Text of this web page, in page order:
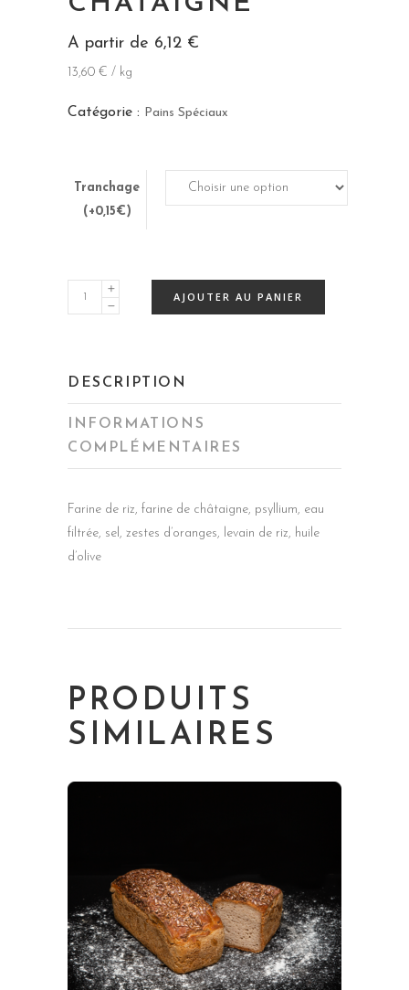
A partir de 6,12 €
13,60 € / kg
Catégorie : Pains Spéciaux
Tranchage
(+0,15€)
Pain
de
quantity
AJOUTER AU PANIER
DESCRIPTION
INFORMATIONS
COMPLÉMENTAIRES
Farine de riz, farine de châtaigne, psyllium, eau
filtrée, sel, zestes d’oranges, levain de riz, huile
d’olive
PRODUITS
SIMILAIRES